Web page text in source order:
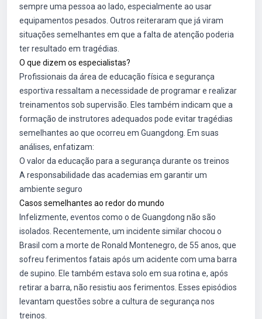
sempre uma pessoa ao lado, especialmente ao usar
equipamentos pesados. Outros reiteraram que já viram
situações semelhantes em que a falta de atenção poderia
ter resultado em tragédias.
O que dizem os especialistas?
Profissionais da área de educação física e segurança
esportiva ressaltam a necessidade de programar e realizar
treinamentos sob supervisão. Eles também indicam que a
formação de instrutores adequados pode evitar tragédias
semelhantes ao que ocorreu em Guangdong. Em suas
análises, enfatizam:
O valor da educação para a segurança durante os treinos
A responsabilidade das academias em garantir um
ambiente seguro
Casos semelhantes ao redor do mundo
Infelizmente, eventos como o de Guangdong não são
isolados. Recentemente, um incidente similar chocou o
Brasil com a morte de Ronald Montenegro, de 55 anos, que
sofreu ferimentos fatais após um acidente com uma barra
de supino. Ele também estava solo em sua rotina e, após
retirar a barra, não resistiu aos ferimentos. Esses episódios
levantam questões sobre a cultura de segurança nos
treinos.